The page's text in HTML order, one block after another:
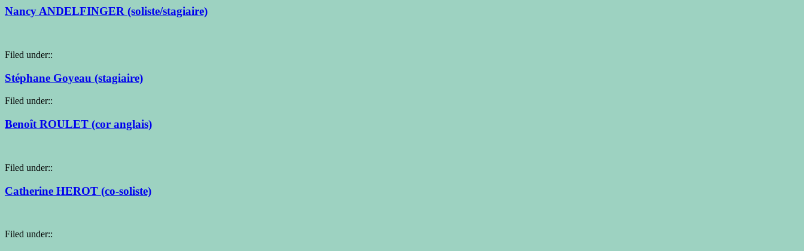
Nancy ANDELFINGER (soliste/stagiaire)
Filed under::
Stéphane Goyeau (stagiaire)
Filed under::
Benoît ROULET (cor anglais)
Filed under::
Catherine HEROT (co-soliste)
Filed under::